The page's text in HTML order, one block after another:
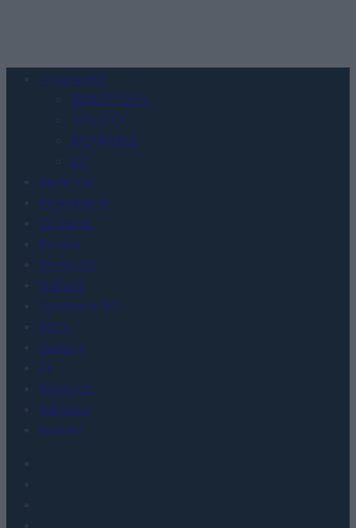
Urządzenia
SMARTFONY
TABLETY
WEARABLE
TV
Recenzje
Porównania
Co kupić
Porady
Promocje
FinTech
Hardware PC
Moto
Gaming
AI
Redakcja
Reklama
Kontakt